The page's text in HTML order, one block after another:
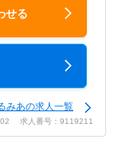
せる
みあの求人一覧
02 求人番号：9119211